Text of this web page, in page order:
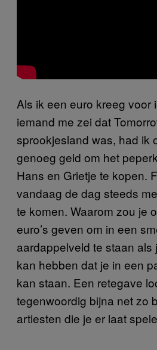
Als ik een euro kreeg voor
iemand me zei dat
sprookjesland was, had ik
genoeg geld om het
Hans en Grietje te kopen.
vandaag de dag steeds
te komen. Waarom zou je
euro’s geven om in een
aardappelveld te staan als
kan hebben dat je in een
kan staan. Een retegave
tegenwoordig bijna net zo
artiesten die je er laat